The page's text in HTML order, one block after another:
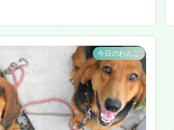
今日のわんこ